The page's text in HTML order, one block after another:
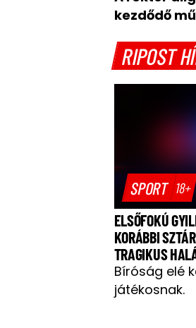
kezdődő
RIPOST
SPORT 18+
ELSŐFOKÚ
KORÁBBI
TRAGIKUS
Bíróság elé
játékosnak.